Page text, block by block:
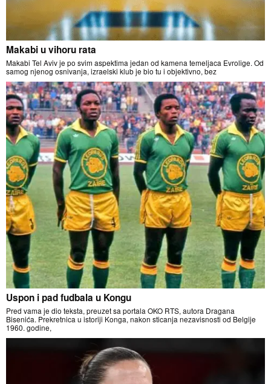
Makabi u vihoru rata
Makabi Tel Aviv je po svim aspektima jedan od kamena temeljaca Evrolige. Od
samog njenog osnivanja, izraelski klub je bio tu i objektivno, bez
Uspon i pad fudbala u Kongu
Pred vama je dio teksta, preuzet sa portala OKO RTS, autora Dragana
Bisenića. Prekretnica u istoriji Konga, nakon sticanja nezavisnosti od Belgije
1960. godine,